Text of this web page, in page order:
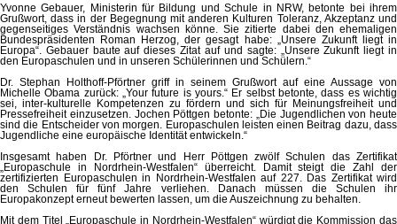
Yvonne Gebauer, Ministerin für Bildung und Schule in NRW, betonte bei ihrem
Grußwort, dass in der Begegnung mit anderen Kulturen Toleranz, Akzeptanz und
gegenseitiges Verständnis wachsen könne. Sie zitierte dabei den ehemaligen
Bundespräsidenten Roman Herzog, der gesagt habe: „Unsere Zukunft liegt in
Europa“. Gebauer baute auf dieses Zitat auf und sagte: „Unsere Zukunft liegt in
den Europaschulen und in unseren Schülerinnen und Schülern.“
Dr. Stephan Holthoff-Pförtner griff in seinem Grußwort auf eine Aussage von
Michelle Obama zurück: „Your future is yours.“ Er selbst betonte, dass es wichtig
sei, inter-kulturelle Kompetenzen zu fördern und sich für Meinungsfreiheit und
Pressefreiheit einzusetzen. Jochen Pöttgen betonte: „Die Jugendlichen von heute
sind die Entscheider von morgen. Europaschulen leisten einen Beitrag dazu, dass
Jugendliche eine europäische Identität entwickeln.“
Insgesamt haben Dr. Pförtner und Herr Pöttgen zwölf Schulen das Zertifikat
„Europaschule in Nordrhein-Westfalen“ überreicht. Damit steigt die Zahl der
zertifizierten Europaschulen in Nordrhein-Westfalen auf 227. Das Zertifikat wird
den Schulen für fünf Jahre verliehen. Danach müssen die Schulen ihr
Europakonzept erneut bewerten lassen, um die Auszeichnung zu behalten.
Mit dem Titel „Europaschule in Nordrhein-Westfalen“ würdigt die Kommission das